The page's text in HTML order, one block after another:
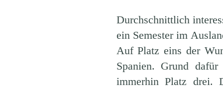
Durchschnittlich
ein Semester im
Auf Platz eins der
Spanien. Grund
immerhin Platz drei.